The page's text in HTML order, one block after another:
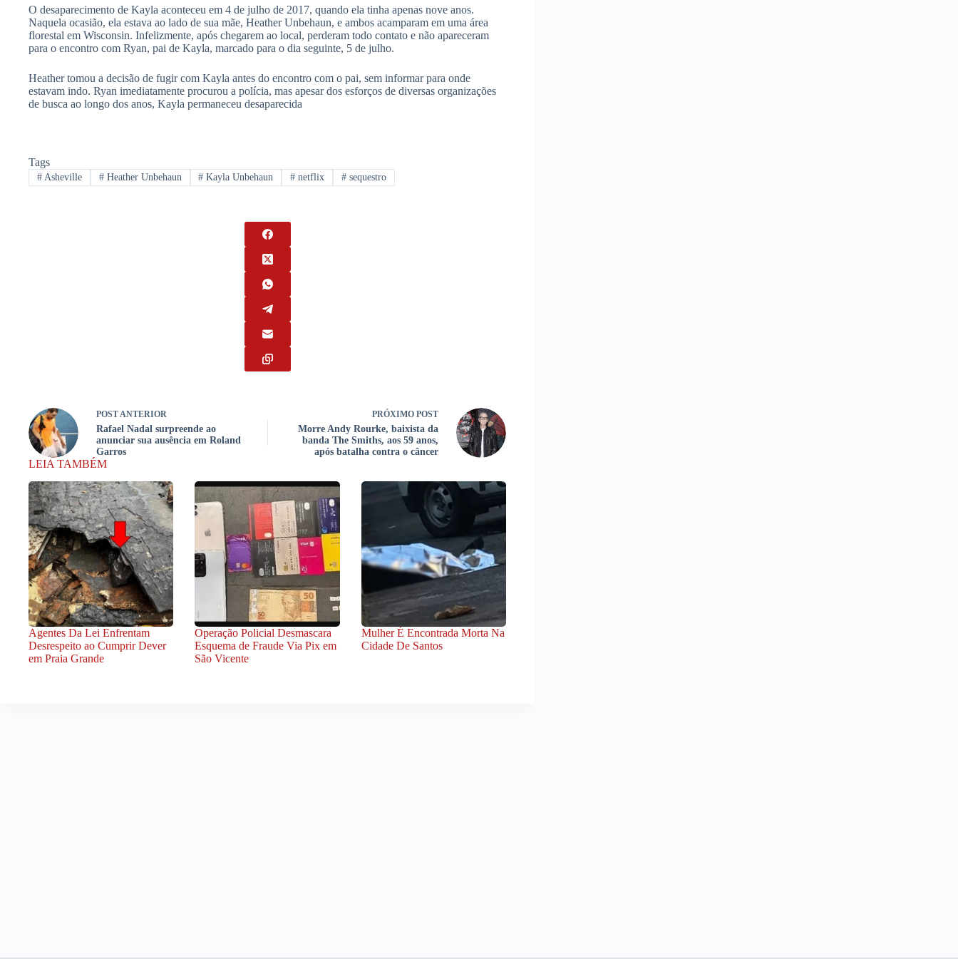
O desaparecimento de Kayla aconteceu em 4 de julho de 2017, quando ela tinha apenas nove anos.
Naquela ocasião, ela estava ao lado de sua mãe, Heather Unbehaun, e ambos acamparam em uma área
florestal em Wisconsin. Infelizmente, após chegarem ao local, perderam todo contato e não apareceram
para o encontro com Ryan, pai de Kayla, marcado para o dia seguinte, 5 de julho.
Heather tomou a decisão de fugir com Kayla antes do encontro com o pai, sem informar para onde
estavam indo. Ryan imediatamente procurou a polícia, mas apesar dos esforços de diversas organizações
de busca ao longo dos anos, Kayla permaneceu desaparecida
Tags
#Asheville #Heather Unbehaun # Kayla Unbehaun # netflix # sequestro
POSTANTERIOR
Rafael Nadal surpreende ao
anunciar sua ausência em Roland
Garros
PRÓXIMO POST
Morre Andy Rourke, baixista da
banda The Smiths, aos 59 anos,
após batalha contra o câncer
LEIA TAMBÉM
Agentes Da Lei Enfrentam
Desrespeito ao Cumprir Dever
em Praia Grande
Operação Policial Desmascara
Esquema de Fraude Via Pix em
São Vicente
Mulher É Encontrada Morta Na
Cidade De Santos